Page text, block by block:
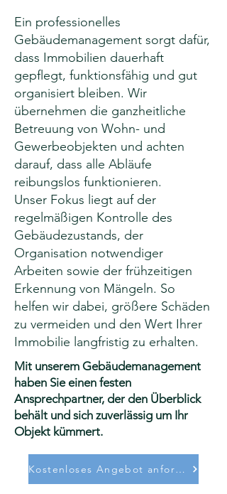
Ein professionelles
Gebäudemanagement sorgt dafür,
dass Immobilien dauerhaft
gepflegt, funktionsfähig und gut
organisiert bleiben. Wir
übernehmen die ganzheitliche
Betreuung von Wohn- und
Gewerbeobjekten und achten
darauf, dass alle Abläufe
reibungslos funktionieren.
Unser Fokus liegt auf der
regelmäßigen Kontrolle des
Gebäudezustands, der
Organisation notwendiger
Arbeiten sowie der frühzeitigen
Erkennung von Mängeln. So
helfen wir dabei, größere Schäden
zu vermeiden und den Wert Ihrer
Immobilie langfristig zu erhalten.
Mit unserem Gebäudemanagement
haben Sie einen festen
Ansprechpartner, der den Überblick
behält und sich zuverlässig um Ihr
Objekt kümmert.
Kostenloses Angebot anfordern